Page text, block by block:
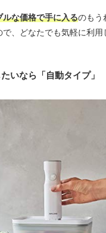
ルな価格で手に入るのもう
、どなたでも気軽に利用
いなら「自動タイプ」